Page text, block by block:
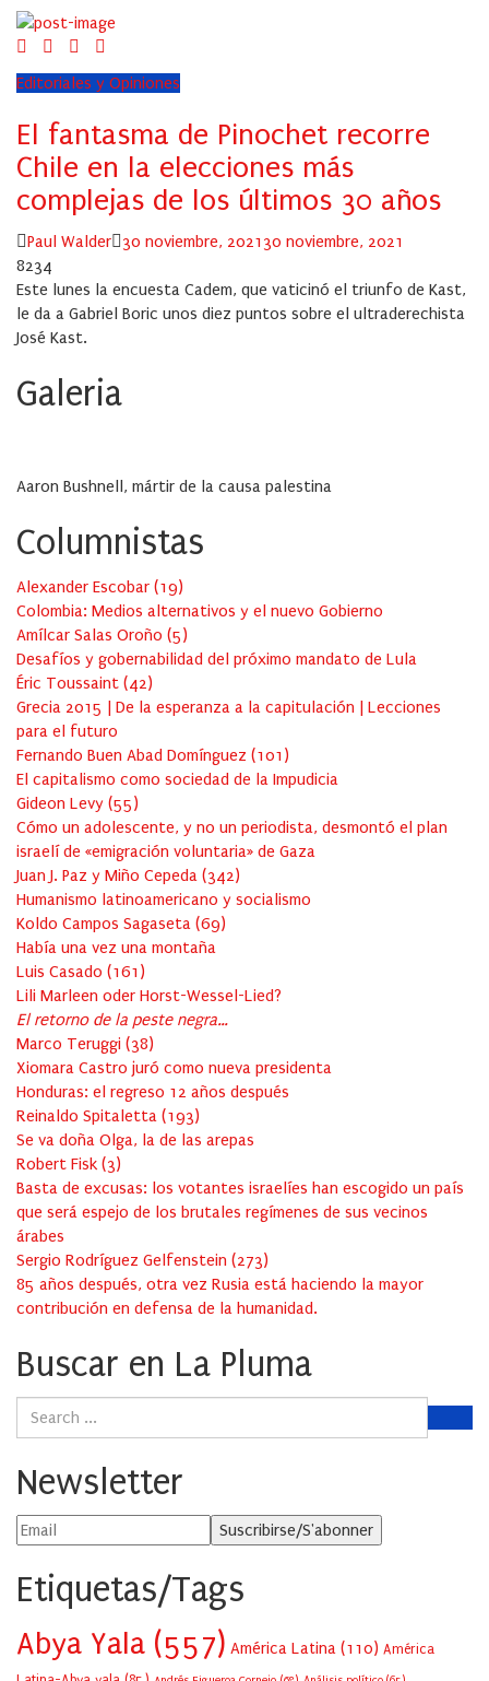
Editoriales y Opiniones
El fantasma de Pinochet recorre
Chile en la elecciones más
complejas de los últimos 30 años
Author
Paul Walder
Posted
30 noviembre, 2021 30 noviembre, 2021
8234
Este lunes la encuesta Cadem, que vaticinó el triunfo de Kast,
le da a Gabriel Boric unos diez puntos sobre el ultraderechista
José Kast.
Galeria
Aaron Bushnell, mártir de la causa palestina
Columnistas
Alexander Escobar (19)
Colombia: Medios alternativos y el nuevo Gobierno
Amílcar Salas Oroño (5)
Desafíos y gobernabilidad del próximo mandato de Lula
Éric Toussaint (42)
Grecia 2015 | De la esperanza a la capitulación | Lecciones
para el futuro
Fernando Buen Abad Domínguez (101 )
El capitalismo como sociedad de la Impudicia
Gideon Levy (55)
Cómo un adolescente, y no un periodista, desmontó el plan
israelí de «emigración voluntaria» de Gaza
Juan J. Paz y Miño Cepeda (342)
Humanismo latinoamericano y socialismo
Koldo Campos Sagaseta (69)
Había una vez una montaña
Luis Casado (161 )
Lili Marleen oder Horst-Wessel-Lied?
El retorno de la peste negra…
Marco Teruggi (38)
Xiomara Castro juró como nueva presidenta
Honduras: el regreso 12 años después
Reinaldo Spitaletta (193)
Se va doña Olga, la de las arepas
Robert Fisk (3)
Basta de excusas: los votantes israelíes han escogido un país
que será espejo de los brutales regímenes de sus vecinos
árabes
Sergio Rodríguez Gelfenstein (273)
85 años después, otra vez Rusia está haciendo la mayor
contribución en defensa de la humanidad.
Buscar en La Pluma
Newsletter
Etiquetas/Tags
Abya Yala (557) América Latina (110) América